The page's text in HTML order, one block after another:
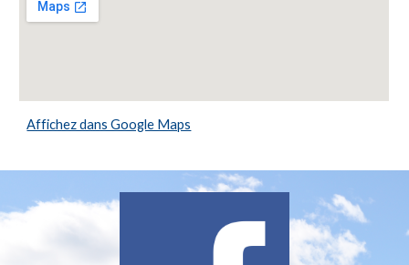
Affichez dans Google Maps